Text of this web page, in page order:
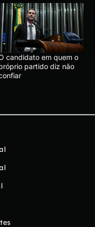
candidato em quem o
partido diz não